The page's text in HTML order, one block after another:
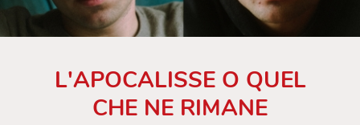
L'APOCALISSE O QUEL
CHE NE RIMANE